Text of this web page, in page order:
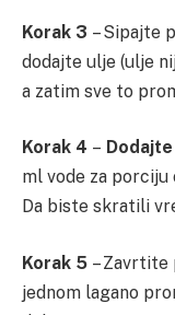
Korak 3 – Sipajte
dodajte ulje (ulje
a zatim sve to
Korak 4 –
ml vode za porciju
Da biste skratili
Korak 5 – Zavrtite
jednom lagano